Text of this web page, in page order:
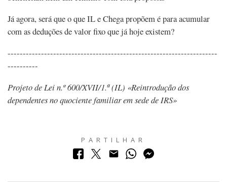
Já agora, será que o que IL e Chega propõem é para acumular
com as deduções de valor fixo que já hoje existem?
---------------------------------------------------------------------
----------
Projeto de Lei n.º 600/XVII/1.ª (IL) «Reintrodução dos
dependentes no quociente familiar em sede de IRS»
PARTILHAR